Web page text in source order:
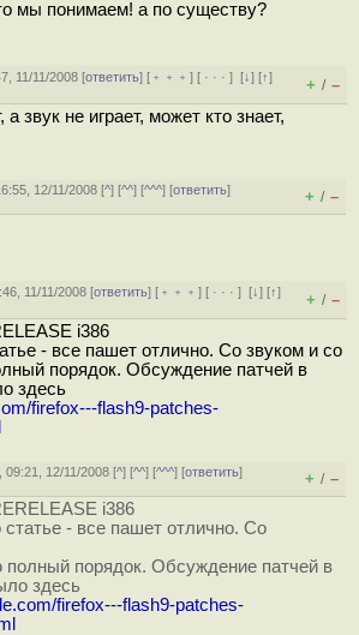
мы понимаем! а по существу?
11/11/2008 [ответить] [ ﹢﹢﹢] [ · · ·][↓] [↑]
+ / –
а звук не играет, может кто знает,
12/11/2008 [^] [^^] [^^^] [ответить]
+ / –
11/11/2008 [ответить] [ ﹢﹢﹢] [ · · ·][↓] [↑]
+ / –
i386
- все пашет отлично. Со звуком и со
порядок. Обсуждение патчей в
здесь
firefox---flash9-patches-
09:21, 12/11/2008 [^] [^^] [^^^] [ответить]
+ / –
i386
- все пашет отлично. Со
полный порядок. Обсуждение патчей в
здесь
firefox---flash9-patches-